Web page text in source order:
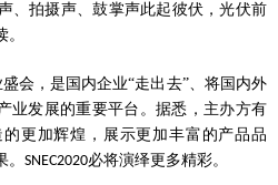
、拍摄声、鼓掌声此起彼伏，光伏前
会，是国内企业“走出去”、将国内外
业发展的重要平台。据悉，主办方有
更加辉煌，展示更加丰富的产品品
SNEC2020必将演绎更多精彩。